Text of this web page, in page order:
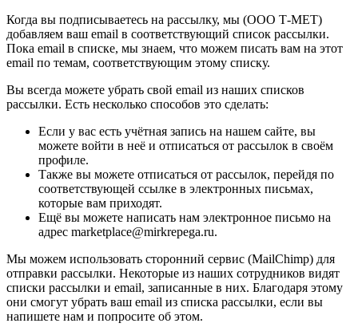
Когда вы подписываетесь на рассылку, мы (ООО Т-МЕТ)
добавляем ваш email в соответствующий список рассылки.
Пока email в списке, мы знаем, что можем писать вам на этот
email по темам, соответствующим этому списку.
Вы всегда можете убрать свой email из наших списков
рассылки. Есть несколько способов это сделать:
Если у вас есть учётная запись на нашем сайте, вы
можете войти в неё и отписаться от рассылок в своём
профиле.
Также вы можете отписаться от рассылок, перейдя по
соответствующей ссылке в электронных письмах,
которые вам приходят.
Ещё вы можете написать нам электронное письмо на
адрес marketplace@mirkrepega.ru.
Мы можем использовать сторонний сервис (MailChimp) для
отправки рассылки. Некоторые из наших сотрудников видят
списки рассылки и email, записанные в них. Благодаря этому
они смогут убрать ваш email из списка рассылки, если вы
напишете нам и попросите об этом.